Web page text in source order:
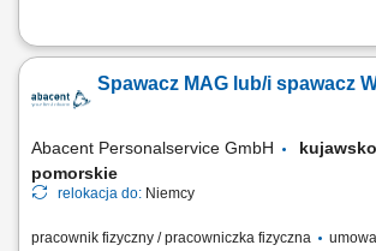
Zakres obowiązków montaż bram przemysłowych,
praca zgodnie z dokumentacją techniczną, dbanie o
porządek na miejscu pracy.
Spawacz MAG lub/i spawacz
Abacent Personalservice GmbH
pomorskie
relokacja do: Niemcy
pracownik fizyczny / pracowniczka fizyczna